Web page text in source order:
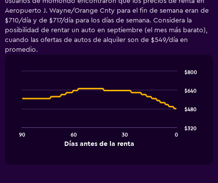
Aeropuerto J. Wayne/Orange Cnty para el fin de semana eran de
$710/día y de $717/día para los días de semana. Considera la
posibilidad de rentar un auto en septiembre (el mes más barato),
cuando las ofertas de autos de alquiler son de $549/día en
promedio.
chart
with
The
Días antes de la renta
90 60 30 0
$320
$480
$640
$800